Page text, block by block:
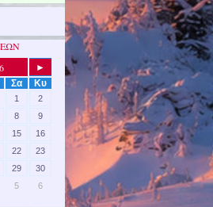
►
Σα Κυ
1
2
8
9
15
16
22
23
29
30
5 6